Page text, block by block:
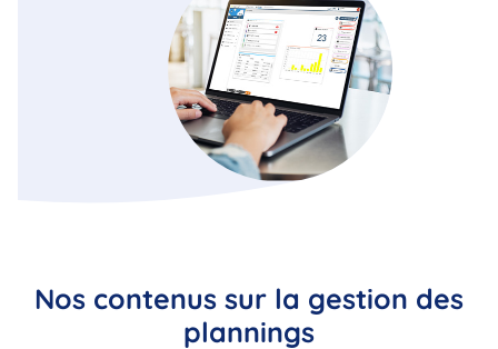
Nos contenus sur la gestion des
plannings